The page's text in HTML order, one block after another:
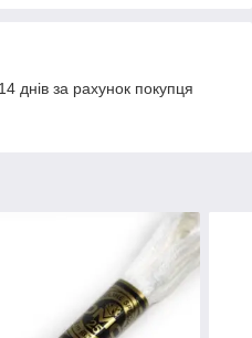
днів за рахунок покупця